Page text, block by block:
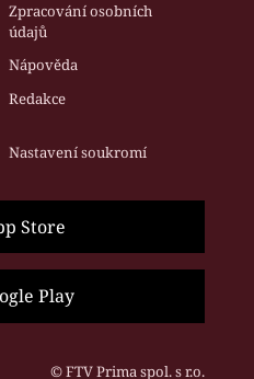
Zpracování osobních
údajů
Nápověda
Redakce
Nastavení soukromí
Store
Play
© FTV Prima spol. s r.o.